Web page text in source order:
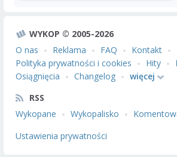
WYKOP © 2005-2026
O nas
Reklama FAQ Kontakt
Polityka prywatności i cookies
Hity
Osiągnięcia
Changelog
więcej
RSS
Wykopane
Wykopalisko
Ustawienia prywatności